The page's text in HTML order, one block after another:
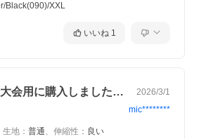
ちら コールドギア商品はこちら
Black(090)/XXL
いいね 1
マラソンの練習や大会用に購入しました。… 2026/3/1
mic********
生地 ： 普通、 伸縮性 ： 良い